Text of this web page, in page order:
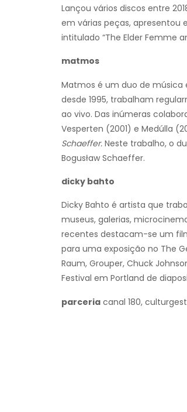
Lançou vários discos entre
em várias peças, apresentou
intitulado “The Elder Femme
matmos
Matmos é um duo de música
desde 1995, trabalham
ao vivo. Das inúmeras
Vesperten (2001) e Medúlla
Schaeffer. Neste trabalho, o
Bogusław Schaeffer.
dicky bahto
Dicky Bahto é artista que
museus, galerias,
recentes destacam-se um
para uma exposição no The
Raum, Grouper, Chuck
Festival em Portland de
parceria canal 180,